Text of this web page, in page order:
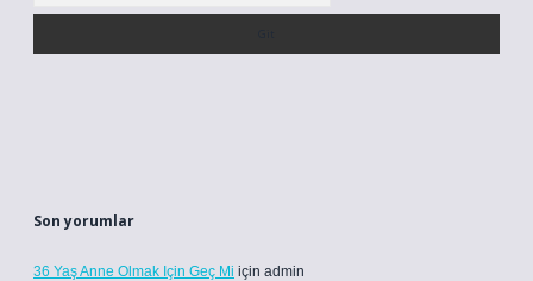
Son yorumlar
36 Yaş Anne Olmak Için Geç Mi için admin